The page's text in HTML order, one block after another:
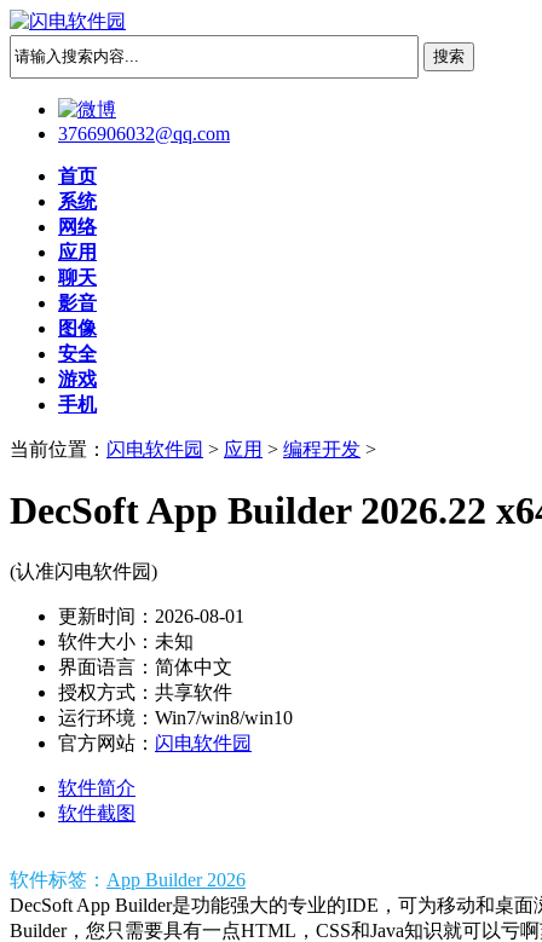
3766906032@qq.com
首页
系统
网络
应用
聊天
影音
图像
安全
游戏
手机
当前位置： 闪电软件园 > 应用 > 编程开发 >
DecSoft App Builder 2026.22
(认准闪电软件园)
更新时间：2026-08-01
软件大小：未知
界面语言：简体中文
授权方式：共享软件
运行环境：Win7/win8/win10
官方网站： 闪电软件园
软件简介
软件截图
软件标签： App Builder 2026
DecSoft App Builder是功能强大的专业的IDE，可为移动和桌
Builder，您只需要具有一点HTML，CSS和Java知识就可以亏